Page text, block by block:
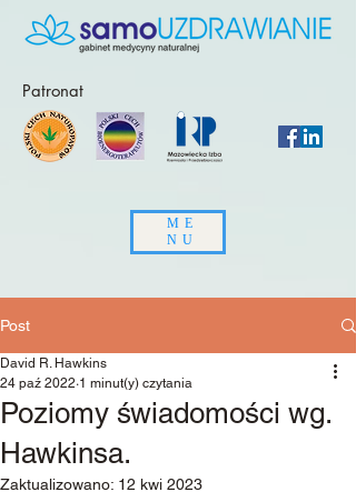
Patronat
ME
NU
Post
Poziomy świadomości wg.
Hawkinsa.
David R. Hawkins
24 paź 2022 1 minut(y) czytania
Zaktualizowano: 12 kwi 2023